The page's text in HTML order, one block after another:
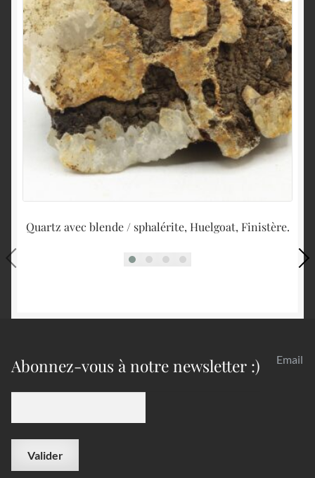
Quartz avec blende / sphalérite, Huelgoat, Finistère.
Abonnez-vous à notre newsletter :) Email